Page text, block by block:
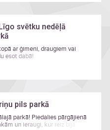
svētku nedēļā
ar ģimeni, draugiem vai
esot dabā!
pils parkā
parkā! Piedalies pārgājienā
un ieraugi, kur reiz bija